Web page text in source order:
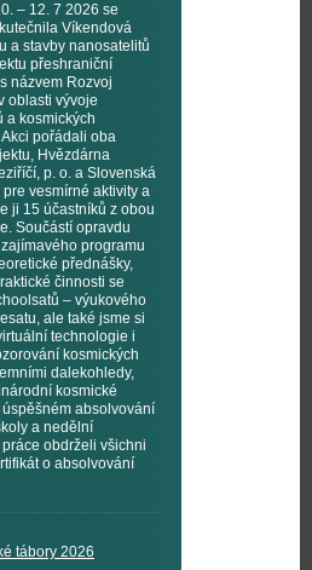
– 12. 7 2026 se
Víkendová
a stavby nanosatelitů
přeshraniční
názvem Rozvoj
oblasti vývoje
a kosmických
pořádali oba
Hvězdárna
p. o. a Slovenská
vesmírné aktivity a
ji 15 účastníků z obou
Součástí opravdu
programu
přednášky,
činnosti se
– výukového
ale také jsme si
technologie i
kosmických
dalekohledy,
kosmické
absolvování
a nedělní
obdrželi všichni
o absolvování
tábory 2026